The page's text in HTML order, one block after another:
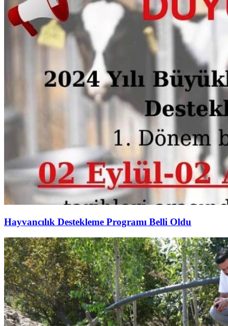
Hayvancılık Destekleme Programı Belli Oldu